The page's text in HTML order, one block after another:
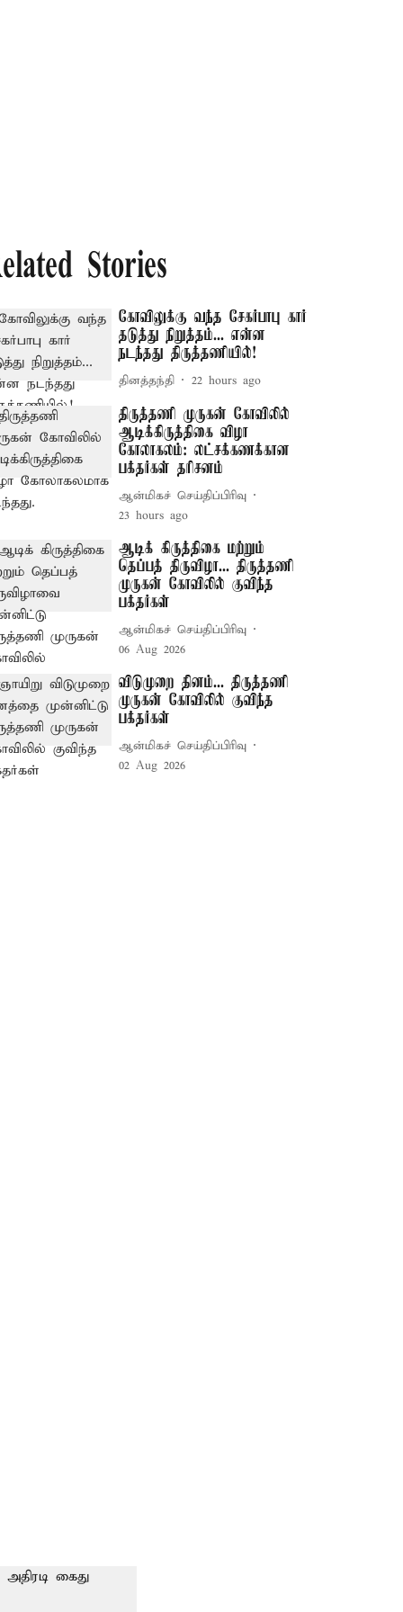
Stories
கோவிலுக்கு வந்த சேகர்பாபு கார்
தடுத்து நிறுத்தம்... என்ன
நடந்தது திருத்தணியில்!
தினத்தந்தி 22 hours ago
திருத்தணி முருகன் கோவிலில்
ஆடிக்கிருத்திகை விழா
கோலாகலம்: லட்சக்கணக்கான
பக்தர்கள் தரிசனம்
ஆன்மிகச் செய்திப்பிரிவு
23 hours ago
ஆடிக் கிருத்திகை மற்றும்
தெப்பத் திருவிழா... திருத்தணி
முருகன் கோவிலில் குவிந்த
பக்தர்கள்
ஆன்மிகச் செய்திப்பிரிவு
06 Aug 2026
விடுமுறை தினம்... திருத்தணி
முருகன் கோவிலில் குவிந்த
பக்தர்கள்
ஆன்மிகச் செய்திப்பிரிவு
02 Aug 2026